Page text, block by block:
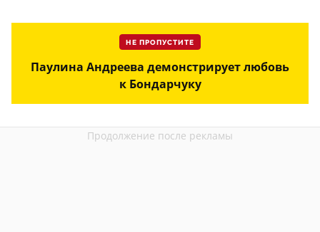
НЕ ПРОПУСТИТЕ
Паулина Андреева демонстрирует любовь
к Бондарчуку